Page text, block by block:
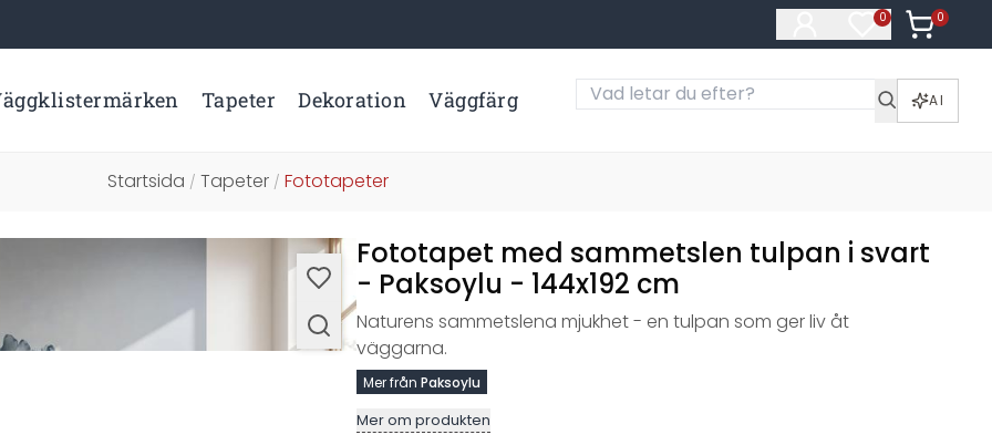
0
Artiklar på
0
Artiklar i
Tapeter Dekoration Väggfärg AI
Startsida / Tapeter / Fototapeter
Fototapet med sammetslen tulpan i svart
- Paksoylu - 144x192 cm
Naturens sammetslena mjukhet - en tulpan som ger liv åt
väggarna.
Mer från Paksoylu
Mer om produkten